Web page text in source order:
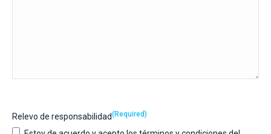
Relevo de responsabilidad(Required)